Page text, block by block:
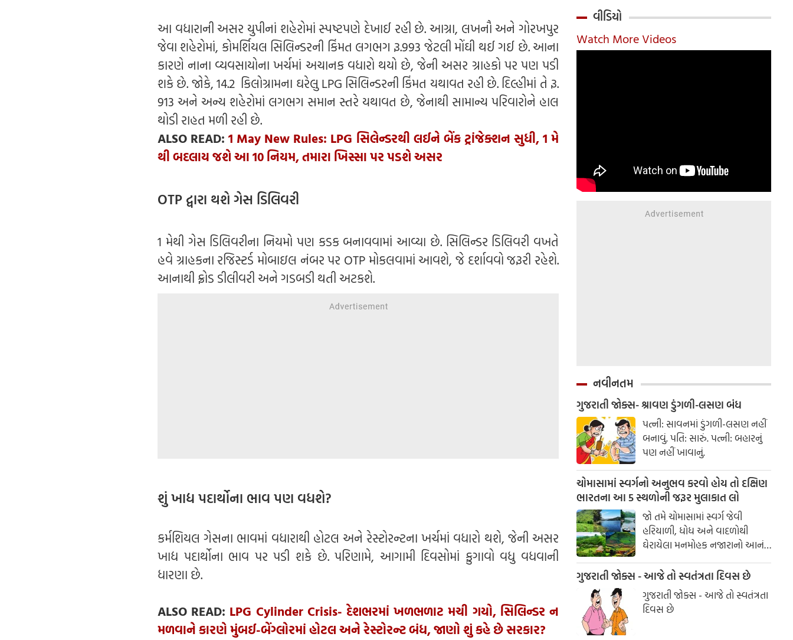
આ વધારાની અસર યુપીનાં શહેરોમાં સ્પષ્ટપણે દેખાઈ રહી છે. આગ્રા, લખનૌ અને ગોરખપુર
જેવા શહેરોમાં, કોમર્શિયલ સિલિન્ડરની કિંમત લગભગ રૂ.993 જેટલી મોંઘી થઈ ગઈ છે. આના
કારણે નાના વ્યવસાયોના ખર્ચમાં અચાનક વધારો થયો છે, જેની અસર ગ્રાહકો પર પણ પડી
શકે છે. જોકે, 14.2 કિલોગ્રામના ઘરેલુ LPG સિલિન્ડરની કિંમત યથાવત રહી છે. દિલ્હીમાં તે રૂ.
913 અને અન્ય શહેરોમાં લગભગ સમાન સ્તરે યથાવત છે, જેનાથી સામાન્ય પરિવારોને હાલ
થોડી રાહત મળી રહી છે.
ALSO READ:1 May New Rules: LPG સિલેન્ડરથી લઈને બેંક ટ્રાંજેક્શન સુધી, 1 મે
થી બદલાય જશે આ 10 નિયમ, તમારા ખિસ્સા પર પડશે અસર
OTP દ્વારા થશે ગેસ ડિલિવરી
1 મેથી ગેસ ડિલિવરીના નિયમો પણ કડક બનાવવામાં આવ્યા છે. સિલિન્ડર ડિલિવરી વખતે
હવે ગ્રાહકના રજિસ્ટર્ડ મોબાઇલ નંબર પર OTP મોકલવામાં આવશે, જે દર્શાવવો જરૂરી રહેશે.
આનાથી ફ્રોડ ડીલીવરી અને ગડબડી થતી અટકશે.
શું ખાદ્ય પદાર્થોના ભાવ પણ વધશે?
કર્મશિયલ ગેસના ભાવમાં વધારાથી હોટલ અને રેસ્ટોરન્ટના ખર્ચમાં વધારો થશે, જેની અસર
ખાદ્ય પદાર્થોના ભાવ પર પડી શકે છે. પરિણામે, આગામી દિવસોમાં ફુગાવો વધુ વધવાની
ધારણા છે.
ALSO READ: LPG Cylinder Crisis- દેશભરમાં ખળભળાટ મચી ગયો, સિલિન્ડર ન
મળવાને કારણે મુંબઈ-બેંગ્લોરમાં હોટલ અને રેસ્ટોરન્ટ બંધ, જાણો શું કહે છે સરકાર?
વીડિયો
Watch More Videos
નવીનતમ
ગુજરાતી જોક્સ- શ્રાવણ ડુંગળી-લસણ બંધ
પત્ની: સાવનમાં ડુંગળી-લસણ નહીં
બનાવું. પતિ: સારું. પત્ની: બહારનું
પણ નહીં ખાવાનું.
ચોમાસામાં સ્વર્ગનો અનુભવ કરવો હોય તો દક્ષિણ
ભારતના આ 5 સ્થળોની જરૂર મુલાકાત લો
જો તમે ચોમાસામાં સ્વર્ગ જેવી
હરિયાળી, ધોધ અને વાદળોથી
ઘેરાયેલા મનમોહક નજારાનો આનંદ
માણવા માંગતા હો, તો દક્ષિણ
ભારતના આ સુંદર સ્થળોની
મુલાકાત જરૂર લો. આ ડેસ્ટિનેશન્સ
તમને કુદરતની ગોદમાં યાદગાર
પ્રવાસનો અદભુત અનુભવ કરાવશે.
ગુજરાતી જોક્સ - આજે તો સ્વતંત્રતા દિવસ છે
ગુજરાતી જોક્સ - આજે તો સ્વતંત્રતા
દિવસ છે